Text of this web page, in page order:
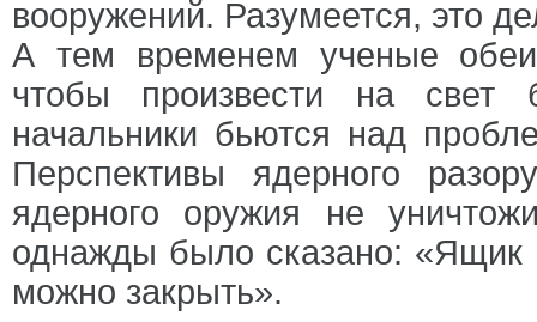
вооружений. Разумеется, это
А тем временем ученые
чтобы произвести на
начальники бьются над
Перспективы ядерного
ядерного оружия не
однажды было сказано:
можно закрыть».